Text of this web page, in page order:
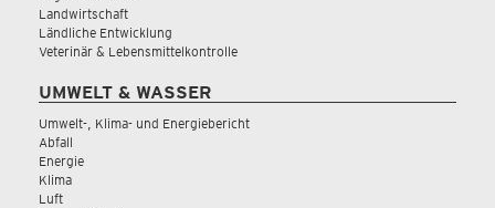
Landwirtschaft
Ländliche Entwicklung
Veterinär & Lebensmittelkontrolle
UMWELT & WASSER
Umwelt-, Klima- und Energiebericht
Abfall
Energie
Klima
Luft